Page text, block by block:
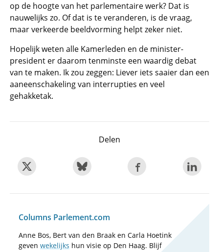
op de hoogte van het parlementaire werk? Dat is
nauwelijks zo. Of dat is te veranderen, is de vraag,
maar verkeerde beeldvorming helpt zeker niet.
Hopelijk weten alle Kamerleden en de minister-
president er daarom tenminste een waardig debat
van te maken. Ik zou zeggen: Liever iets saaier dan een
aaneenschakeling van interrupties en veel
gehakketak.
Delen
Columns Parlement.com
Anne Bos, Bert van den Braak en Carla Hoetink
geven wekelijks hun visie op Den Haag. Blijf